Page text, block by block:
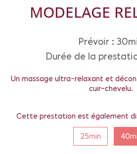
MODELAGE
Prévoir :
Durée de la
Un massage ultra-relaxant et
cuir-chevelu.
Cette prestation est également
25min